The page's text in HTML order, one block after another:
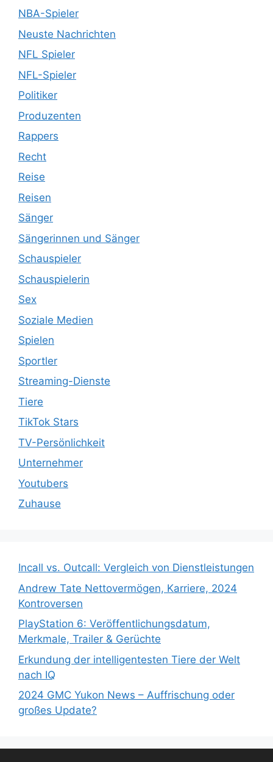
NBA-Spieler
Neuste Nachrichten
NFL Spieler
NFL-Spieler
Politiker
Produzenten
Rappers
Recht
Reise
Reisen
Sänger
Sängerinnen und Sänger
Schauspieler
Schauspielerin
Sex
Soziale Medien
Spielen
Sportler
Streaming-Dienste
Tiere
TikTok Stars
TV-Persönlichkeit
Unternehmer
Youtubers
Zuhause
Incall vs. Outcall: Vergleich von Dienstleistungen
Andrew Tate Nettovermögen, Karriere, 2024
Kontroversen
PlayStation 6: Veröffentlichungsdatum,
Merkmale, Trailer & Gerüchte
Erkundung der intelligentesten Tiere der Welt
nach IQ
2024 GMC Yukon News – Auffrischung oder
großes Update?